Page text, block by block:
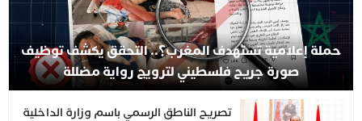
حملة إعلامية تستهدف المغرب؟.. التحقق يكشف توظيف
صورة جريح فلسطيني لترويج رواية مضللة
تصريح الناطق الرسمي باسم وزارة الداخلية